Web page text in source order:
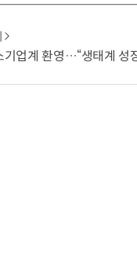
기업계 환영…“생태계 성